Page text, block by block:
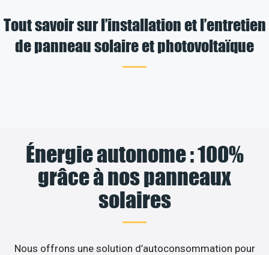
Tout savoir sur l’installation et l’entretien
de panneau solaire et photovoltaïque
Énergie autonome : 100%
grâce à nos panneaux
solaires
Nous offrons une solution d’autoconsommation pour